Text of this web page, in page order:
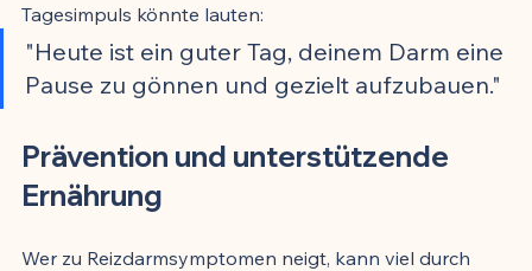
Tagesimpuls könnte lauten:
"Heute ist ein guter Tag, deinem Darm eine
Pause zu gönnen und gezielt aufzubauen."
Prävention und unterstützende
Ernährung
Wer zu Reizdarmsymptomen neigt, kann viel durch